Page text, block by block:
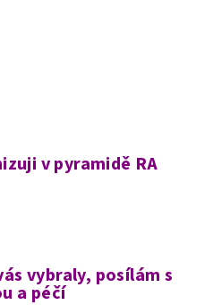
v pyramidě RA
vybraly, posílám s
a péčí